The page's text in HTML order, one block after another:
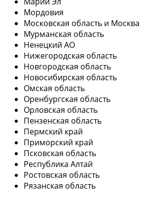
Мордовия
Московская область и Москва
Мурманская область
Ненецкий АО
Нижегородская область
Новгородская область
Новосибирская область
Омская область
Оренбургская область
Орловская область
Пензенская область
Пермский край
Приморский край
Псковская область
Республика Алтай
Ростовская область
Рязанская область